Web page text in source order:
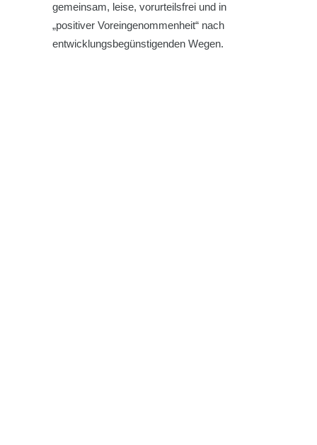
gemeinsam, leise, vorurteilsfrei und in
„positiver Voreingenommenheit“ nach
entwicklungsbegünstigenden Wegen.